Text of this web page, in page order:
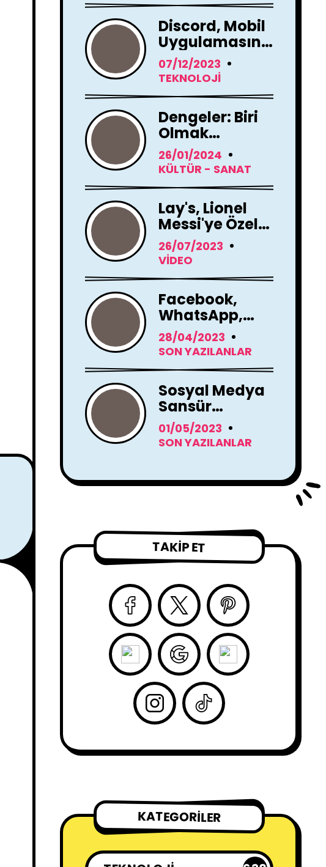
Yayında !
Discord, Mobil
Uygulamasını
Tamamen
Yenileme
Kararı Aldı
07/12/2023
TEKNOLOJI
Dengeler: Biri
Olmak
Dizisi'nin
Çekimleri
Başladı !
26/01/2024
KÜLTÜR - SANAT
Lay's, Lionel
Messi'ye Özel
Hoş Geldin
Mesajı!
26/07/2023
VIDEO
Facebook,
WhatsApp,
Instagram
Yapay Zeka
Araçları
Kullanacak
28/04/2023
SON YAZILANLAR
Sosyal Medya
Sansür
Tartışmaları
01/05/2023
SON YAZILANLAR
TAKIP ET
KATEGORILER